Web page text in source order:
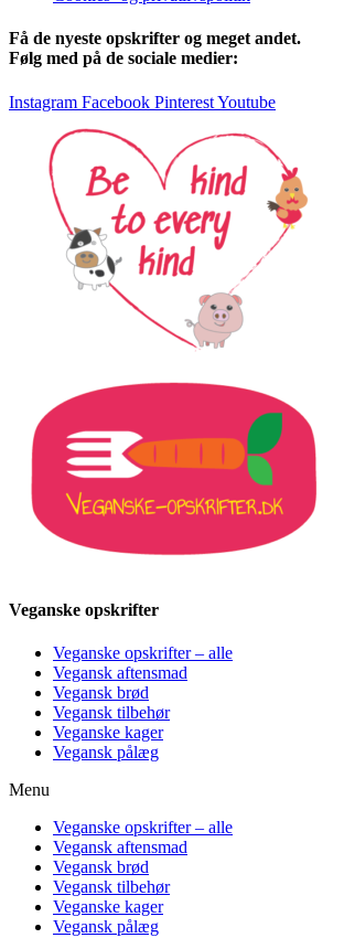
Få de nyeste opskrifter og meget andet.
Følg med på de sociale medier:
Instagram Facebook PinterestYoutube
Veganske opskrifter
Veganske opskrifter – alle
Vegansk aftensmad
Vegansk brød
Vegansk tilbehør
Veganske kager
Vegansk pålæg
Menu
Veganske opskrifter – alle
Vegansk aftensmad
Vegansk brød
Vegansk tilbehør
Veganske kager
Vegansk pålæg